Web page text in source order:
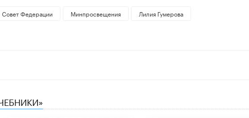
Совет Федерации Минпросвещения
Лилия Гумерова